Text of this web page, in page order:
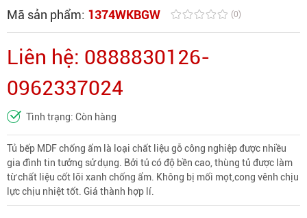
Mã sản phẩm: 1374WKBGW (0)
Liên hệ: 0888830126-
0962337024
Tình trạng: Còn hàng
Tủ bếp MDF chống ẩm là loại chất liệu gỗ công nghiệpđược nhiều
gia đình tin tưởng sử dụng. Bởi tủ có độ bền cao, thùng tủ được làm
từ chất liệu cốt lõi xanh chống ẩm. Không bị mối mọt,cong vênh chịu
lực chịu nhiệt tốt. Giá thành hợp lí.